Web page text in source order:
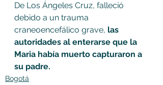
De Los Ángeles Cruz, falleció
debido a un trauma
craneoencefálico grave, las
autoridades al enterarse que la
Maria había muerto capturaron a
su padre.
Bogotá